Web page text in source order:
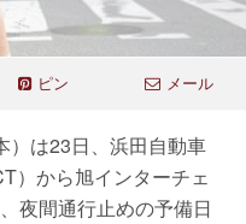
ピン メール
）は23日、浜田自動車
）から旭インターチェ
夜間通行止めの予備日